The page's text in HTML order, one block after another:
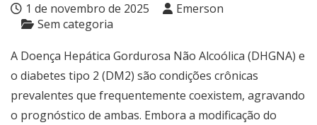
1 de novembro de 2025
Emerson
Sem categoria
A Doença Hepática Gordurosa Não Alcoólica (DHGNA) e
o diabetes tipo 2 (DM2) são condições crônicas
prevalentes que frequentemente coexistem, agravando
o prognóstico de ambas. Embora a modificação do